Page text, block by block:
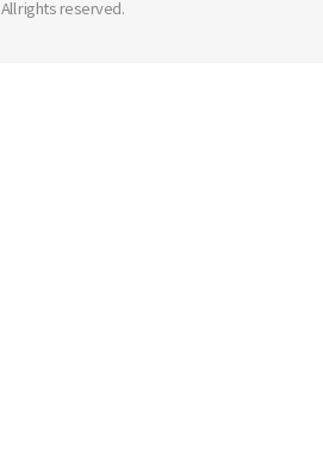
rights reserved.